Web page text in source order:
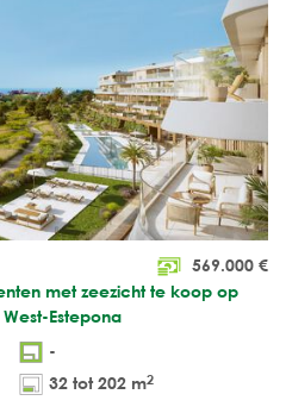
569.000 €
met zeezicht te koop op
Estepona
-
32 tot 202 m2